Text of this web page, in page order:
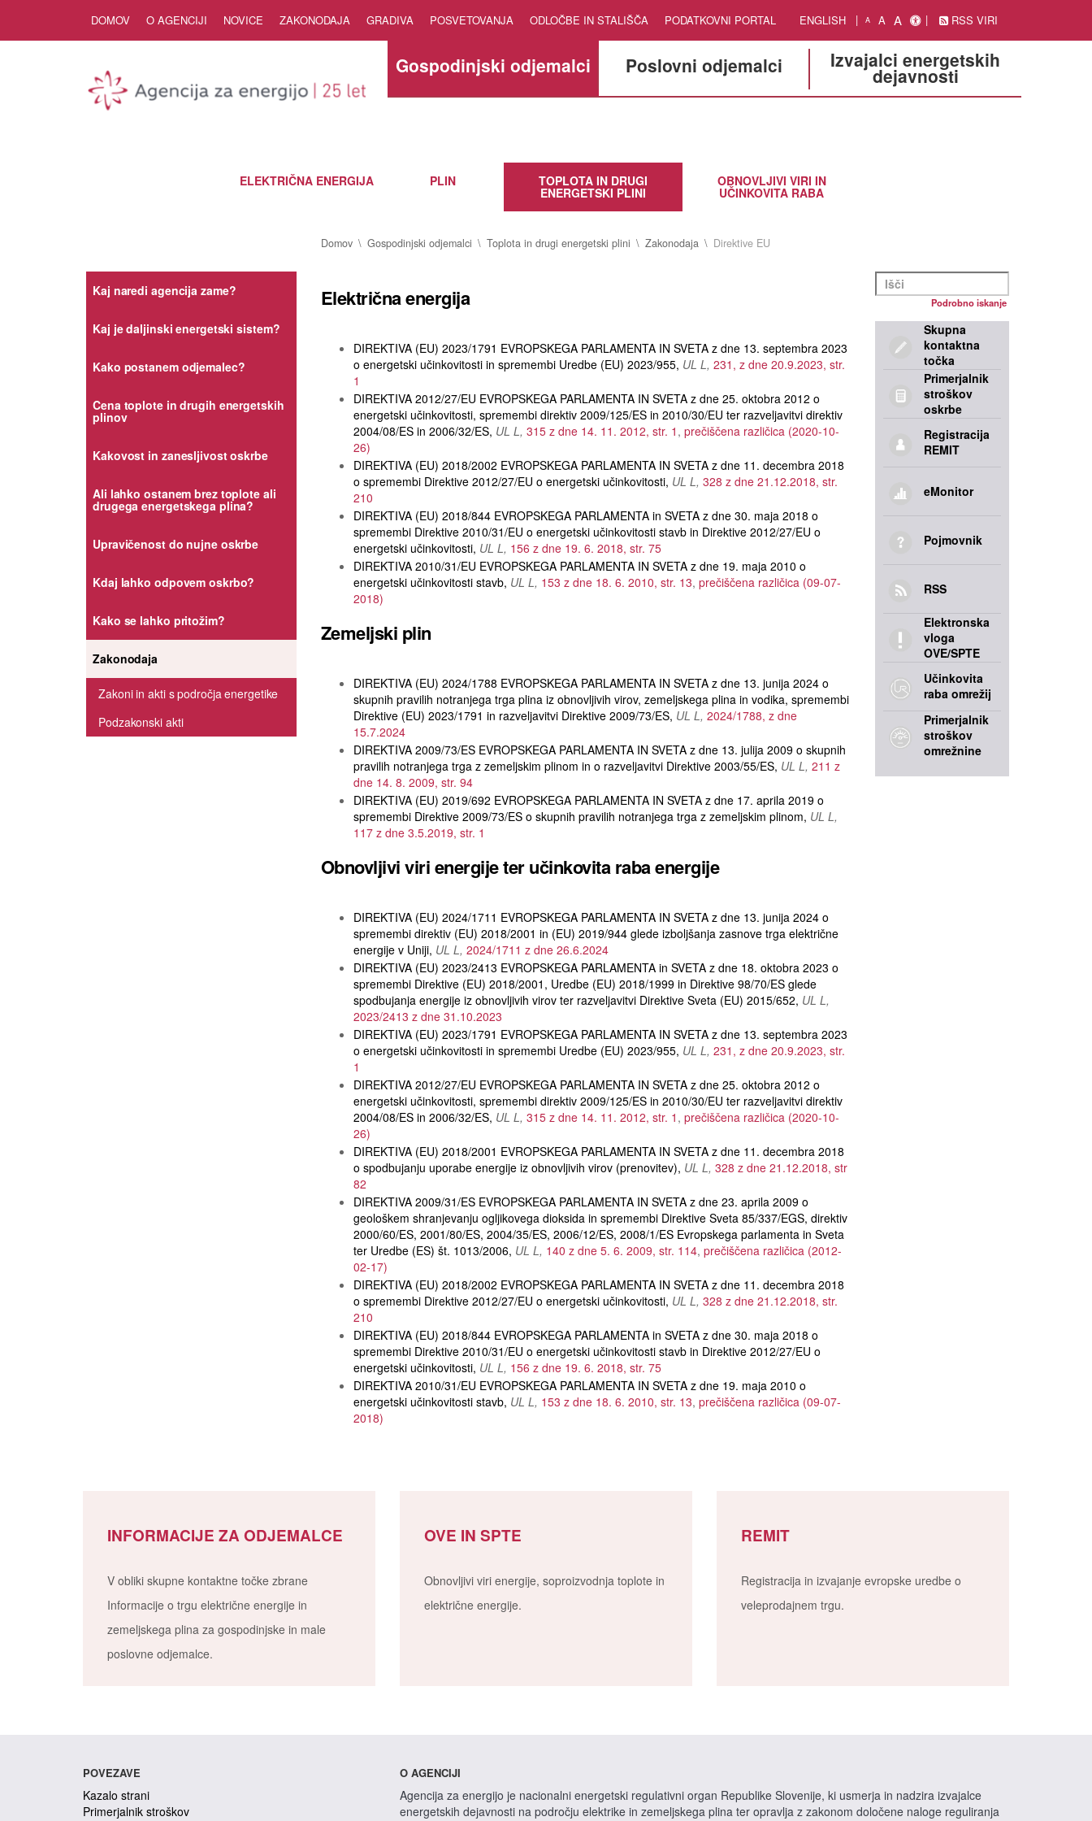
DOMOV O AGENCIJI NOVICE ZAKONODAJA GRADIVA POSVETOVANJA ODLOČBE IN STALIŠČA PODATKOVNI PORTAL ENGLISH A A A RSS VIRI
Gospodinjski odjemalci Poslovni odjemalci Izvajalci energetskih
dejavnosti
ELEKTRIČNA ENERGIJA PLIN TOPLOTA IN DRUGI
ENERGETSKI PLINI
OBNOVLJIVI VIRI IN
UČINKOVITA RABA
Domov Gospodinjski odjemalci Toplota in drugi energetski plini Zakonodaja Direktive EU
Kaj naredi agencija zame?
Kaj je daljinski energetski sistem?
Kako postanem odjemalec?
Cena toplote in drugih energetskih
plinov
Kakovost in zanesljivost oskrbe
Ali lahko ostanem brez toplote ali
drugega energetskega plina?
Upravičenost do nujne oskrbe
Kdaj lahko odpovem oskrbo?
Kako se lahko pritožim?
Zakonodaja
Zakoni in akti s področja energetike
Podzakonski akti
Električna energija
DIREKTIVA (EU) 2023/1791 EVROPSKEGA PARLAMENTA IN SVETA z dne 13. septembra 2023
o energetski učinkovitosti in spremembi Uredbe (EU) 2023/955 UL L 231, z dne 20.9.2023, str.
1
DIREKTIVA 2012/27/EU EVROPSKEGA PARLAMENTA IN SVETA z dne 25. oktobra 2012 o
energetski učinkovitosti, spremembi direktiv 2009/125/ES in 2010/30/EU ter razveljavitvi direktiv
2004/08/ES in 2006/32/ES UL L 315 z dne 14. 11. 2012, str. 1 prečiščena različica (2020-10-
26)
DIREKTIVA (EU) 2018/2002 EVROPSKEGA PARLAMENTA IN SVETA z dne 11. decembra 2018
o spremembi Direktive 2012/27/EU o energetski učinkovitosti UL L 328 z dne 21.12.2018, str.
210
DIREKTIVA (EU) 2018/844 EVROPSKEGA PARLAMENTA in SVETA z dne 30. maja 2018 o
spremembi Direktive 2010/31/EU o energetski učinkovitosti stavb in Direktive 2012/27/EU o
energetski učinkovitosti UL L 156 z dne 19. 6. 2018, str. 75
DIREKTIVA 2010/31/EU EVROPSKEGA PARLAMENTA IN SVETA z dne 19. maja 2010 o
energetski učinkovitosti stavb UL L 153 z dne 18. 6. 2010, str. 13 prečiščena različica (09-07-
2018)
Zemeljski plin
DIREKTIVA (EU) 2024/1788 EVROPSKEGA PARLAMENTA IN SVETA z dne 13. junija 2024 o
skupnih pravilih notranjega trga plina iz obnovljivih virov, zemeljskega plina in vodika, spremembi
Direktive (EU) 2023/1791 in razveljavitvi Direktive 2009/73/ES UL L 2024/1788, z dne
15.7.2024
DIREKTIVA 2009/73/ES EVROPSKEGA PARLAMENTA IN SVETA z dne 13. julija 2009 o skupnih
pravilih notranjega trga z zemeljskim plinom in o razveljavitvi Direktive 2003/55/ES UL L 211 z
dne 14. 8. 2009, str. 94
DIREKTIVA (EU) 2019/692 EVROPSKEGA PARLAMENTA IN SVETA z dne 17. aprila 2019 o
spremembi Direktive 2009/73/ES o skupnih pravilih notranjega trga z zemeljskim plinom UL L
117 z dne 3.5.2019, str. 1
Obnovljivi viri energije ter učinkovita raba energije
DIREKTIVA (EU) 2024/1711 EVROPSKEGA PARLAMENTA IN SVETA z dne 13. junija 2024 o
spremembi direktiv (EU) 2018/2001 in (EU) 2019/944 glede izboljšanja zasnove trga električne
energije v Uniji UL L 2024/1711 z dne 26.6.2024
DIREKTIVA (EU) 2023/2413 EVROPSKEGA PARLAMENTA in SVETA z dne 18. oktobra 2023 o
spremembi Direktive (EU) 2018/2001, Uredbe (EU) 2018/1999 in Direktive 98/70/ES glede
spodbujanja energije iz obnovljivih virov ter razveljavitvi Direktive Sveta (EU) 2015/652 UL L
2023/2413 z dne 31.10.2023
DIREKTIVA (EU) 2023/1791 EVROPSKEGA PARLAMENTA IN SVETA z dne 13. septembra 2023
o energetski učinkovitosti in spremembi Uredbe (EU) 2023/955 UL L 231, z dne 20.9.2023, str.
1
DIREKTIVA 2012/27/EU EVROPSKEGA PARLAMENTA IN SVETA z dne 25. oktobra 2012 o
energetski učinkovitosti, spremembi direktiv 2009/125/ES in 2010/30/EU ter razveljavitvi direktiv
2004/08/ES in 2006/32/ES UL L 315 z dne 14. 11. 2012, str. 1 prečiščena različica (2020-10-
26)
DIREKTIVA (EU) 2018/2001 EVROPSKEGA PARLAMENTA IN SVETA z dne 11. decembra 2018
o spodbujanju uporabe energije iz obnovljivih virov (prenovitev) UL L 328 z dne 21.12.2018, str
82
DIREKTIVA 2009/31/ES EVROPSKEGA PARLAMENTA IN SVETA z dne 23. aprila 2009 o
geološkem shranjevanju ogljikovega dioksida in spremembi Direktive Sveta 85/337/EGS, direktiv
2000/60/ES, 2001/80/ES, 2004/35/ES, 2006/12/ES, 2008/1/ES Evropskega parlamenta in Sveta
ter Uredbe (ES) št. 1013/2006 UL L 140 z dne 5. 6. 2009, str. 114 prečiščena različica (2012-
02-17)
DIREKTIVA (EU) 2018/2002 EVROPSKEGA PARLAMENTA IN SVETA z dne 11. decembra 2018
o spremembi Direktive 2012/27/EU o energetski učinkovitosti UL L 328 z dne 21.12.2018, str.
210
DIREKTIVA (EU) 2018/844 EVROPSKEGA PARLAMENTA in SVETA z dne 30. maja 2018 o
spremembi Direktive 2010/31/EU o energetski učinkovitosti stavb in Direktive 2012/27/EU o
energetski učinkovitosti UL L 156 z dne 19. 6. 2018, str. 75
DIREKTIVA 2010/31/EU EVROPSKEGA PARLAMENTA IN SVETA z dne 19. maja 2010 o
energetski učinkovitosti stavb UL L 153 z dne 18. 6. 2010, str. 13 prečiščena različica (09-07-
2018)
Podrobno iskanje
Skupna
kontaktna
točka
Primerjalnik
stroškov
oskrbe
Registracija
REMIT
eMonitor
Pojmovnik
RSS
Elektronska
vloga
OVE/SPTE
Učinkovita
raba omrežij
Primerjalnik
stroškov
omrežnine
INFORMACIJE ZA ODJEMALCE
V obliki skupne kontaktne točke zbrane
Informacije o trgu električne energije in
zemeljskega plina za gospodinjske in male
poslovne odjemalce.
OVE IN SPTE
Obnovljivi viri energije, soproizvodnja toplote in
električne energije.
REMIT
Registracija in izvajanje evropske uredbe o
veleprodajnem trgu.
POVEZAVE
Kazalo strani
Primerjalnik stroškov
O AGENCIJI
Agencija za energijo je nacionalni energetski regulativni organ Republike Slovenije, ki usmerja in nadzira izvajalce
energetskih dejavnosti na področju elektrike in zemeljskega plina ter opravlja z zakonom določene naloge reguliranja